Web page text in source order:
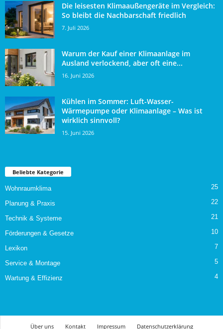
Die leisesten Klimaaußengeräte im Vergleich:
So bleibt die Nachbarschaft friedlich
7. Juli 2026
Warum der Kauf einer Klimaanlage im
Ausland verlockend, aber oft eine...
16. Juni 2026
Kühlen im Sommer: Luft-Wasser-
Wärmepumpe oder Klimaanlage – Was ist
wirklich sinnvoll?
15. Juni 2026
Beliebte Kategorie
Wohnraumklima 25
Planung & Praxis 22
Technik & Systeme 21
Förderungen & Gesetze 10
Lexikon 7
Service & Montage 5
Wartung & Effizienz 4
Über uns Kontakt Impressum Datenschutzerklärung